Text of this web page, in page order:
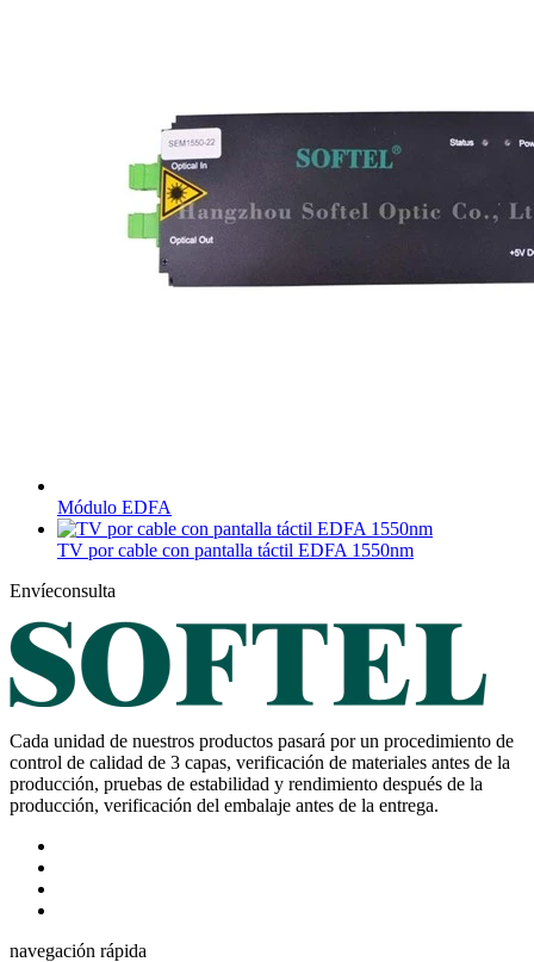
Módulo EDFA
TV por cable con pantalla táctil EDFA 1550nm
Envíeconsulta
Cada unidad de nuestros productos pasará por un procedimiento de
control de calidad de 3 capas, verificación de materiales antes de la
producción, pruebas de estabilidad y rendimiento después de la
producción, verificación del embalaje antes de la entrega.
navegación rápida